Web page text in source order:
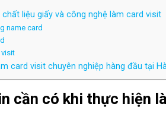
liệu giấy và công nghệ làm card visit
name card
visit
card visit chuyên nghiệp hàng đầu tại
cần có khi thực hiện